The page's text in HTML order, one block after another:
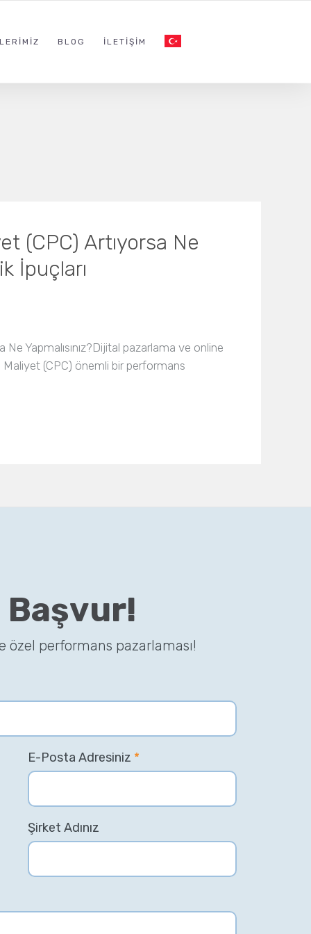
BLOG İLETIŞIM
(CPC) Artıyorsa Ne
İpuçları
Ne Yapmalısınız?Dijital pazarlama ve online
Maliyet (CPC) önemli bir performans
Başvur!
özel performans pazarlaması!
E-Posta Adresiniz *
Şirket Adınız